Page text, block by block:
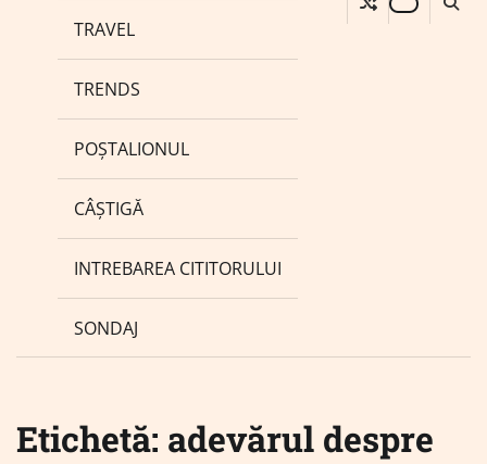
TRAVEL
TRENDS
POȘTALIONUL
CÂȘTIGĂ
INTREBAREA CITITORULUI
SONDAJ
Etichetă: adevărul despre